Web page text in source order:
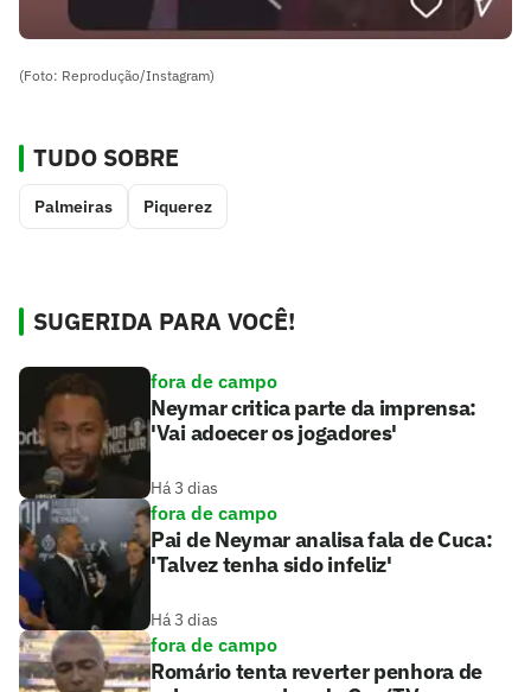
(Foto: Reprodução/Instagram)
TUDO SOBRE
Palmeiras Piquerez
SUGERIDA PARA VOCÊ!
fora de campo
Neymar critica parte da imprensa:
'Vai adoecer os jogadores'
Há 3 dias
fora de campo
Pai de Neymar analisa fala de Cuca:
'Talvez tenha sido infeliz'
Há 3 dias
fora de campo
Romário tenta reverter penhora de